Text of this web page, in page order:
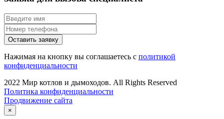
Оставить заявку
Нажимая на кнопку вы соглашаетесь с политикой
конфиденциальности
2022 Мир котлов и дымоходов. All Rights Reserved
Политика конфиденциальности
Продвижение сайта
×